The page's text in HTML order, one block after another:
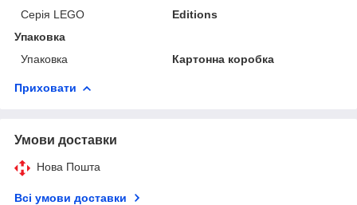
Серія LEGO
Editions
Упаковка
Упаковка
Картонна коробка
Приховати
Умови доставки
Нова Пошта
Всі умови доставки